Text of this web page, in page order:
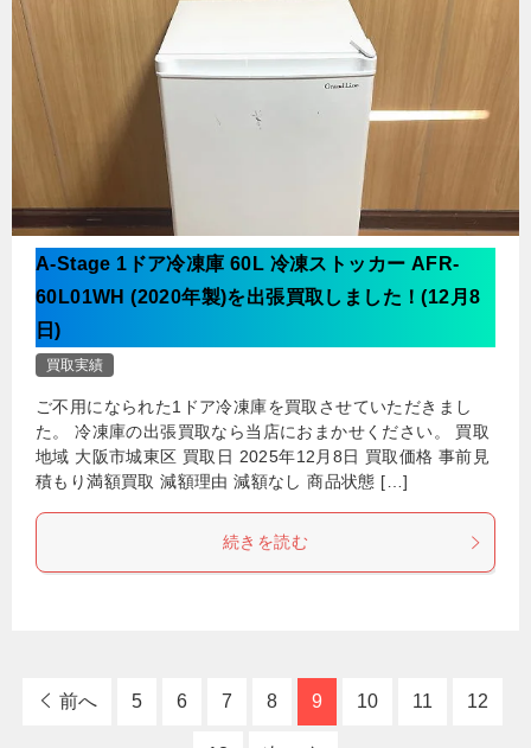
A-Stage 1ドア冷凍庫 60L 冷凍ストッカー AFR-
60L01WH (2020年製)を出張買取しました！(12月8
日)
買取実績
ご不用になられた1ドア冷凍庫を買取させていただきまし
た。 冷凍庫の出張買取なら当店におまかせください。 買取
地域 大阪市城東区 買取日 2025年12月8日 買取価格 事前見
積もり満額買取 減額理由 減額なし 商品状態 […]
続きを読む
前へ 5 6 7 8 9 10 11 12